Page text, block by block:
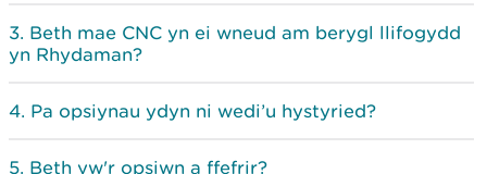
Beth mae CNC yn ei wneud am berygl llifogydd
yn Rhydaman?
Pa opsiynau ydyn ni wedi’u hystyried?
Beth yw'r opsiwn a ffefrir?